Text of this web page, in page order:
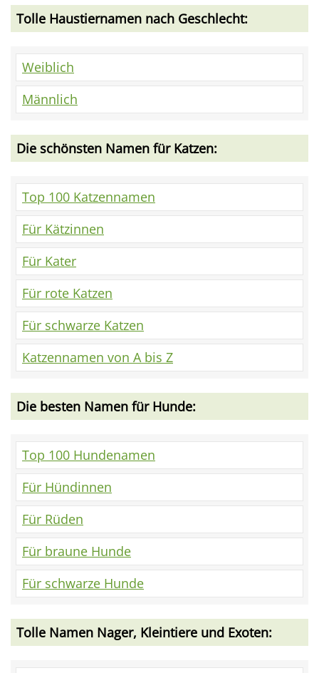
Tolle Haustiernamen nach Geschlecht:
Weiblich
Männlich
Die schönsten Namen für Katzen:
Top 100 Katzennamen
Für Kätzinnen
Für Kater
Für rote Katzen
Für schwarze Katzen
Katzennamen von A bis Z
Die besten Namen für Hunde:
Top 100 Hundenamen
Für Hündinnen
Für Rüden
Für braune Hunde
Für schwarze Hunde
Tolle Namen Nager, Kleintiere und Exoten: